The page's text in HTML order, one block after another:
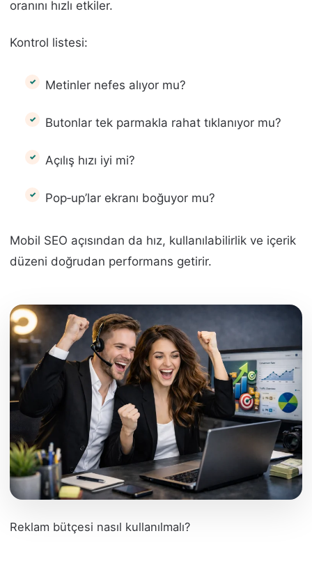
oranını hızlı etkiler.
Kontrol listesi:
Metinler nefes alıyor mu?
Butonlar tek parmakla rahat tıklanıyor mu?
Açılış hızı iyi mi?
Pop‑up’lar ekranı boğuyor mu?
Mobil SEO açısından da hız, kullanılabilirlik ve içerik
düzeni doğrudan performans getirir.
Reklam bütçesi nasıl kullanılmalı?